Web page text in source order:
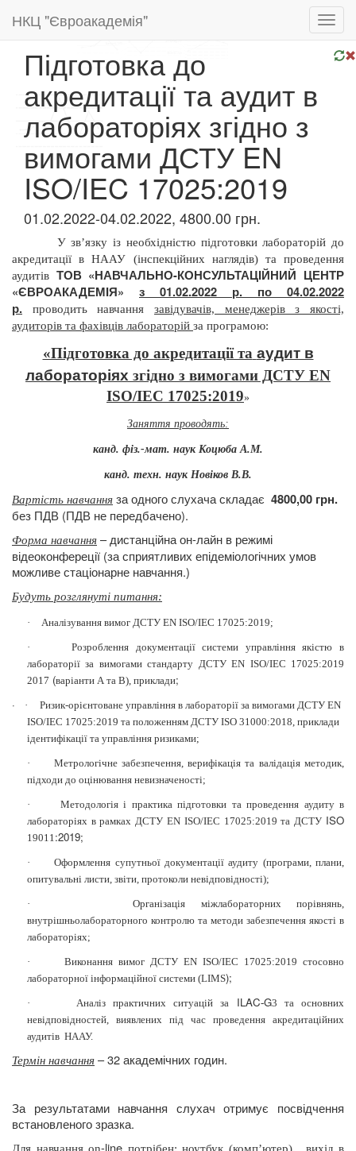
НКЦ "Євроакадемія"
Підготовка до
акредитації та аудит в
лабораторіях згідно з
вимогами ДСТУ EN
ISO/IEC 17025:2019
01.02.2022-04.02.2022, 4800.00 грн.
У зв’язку із необхідністю підготовки лабораторій до
акредитації в НААУ (інспекційних наглядів) та проведення
аудитів ТОВ «НАВЧАЛЬНО-КОНСУЛЬТАЦІЙНИЙ ЦЕНТР
«ЄВРОАКАДЕМІЯ» з 01.02.2022 р. по 04.02.2022
р.
проводитьнавчаннязавідувачів, менеджерів з якості,
аудиторів та фахівців лабораторій за програмою:
«Підготовка до акредитації та аудит в
лабораторіях згідно з вимогами ДСТУ EN
ISO/IEC 17025:2019»
Заняття проводять:
канд. фіз.-мат. наук Коцюба А.М.
канд. техн. наук Новіков В.В.
Вартість навчання за одного слухача складає 4800,00 грн.
без ПДВ (ПДВ не передбачено).
Форма навчання – дистанційна он-лайн в режимі
відеоконфереції (за сприятливих епідеміологічних умов
можливе стаціонарне навчання.)
Будуть розглянуті питання:
· Аналізування вимог ДСТУ EN ISO/IEC 17025:2019;
·
Розроблення документації системи управління якістю в
лабораторії за вимогами стандарту ДСТУ EN ISO/IEC 17025:2019
2017 (варіанти А та В), приклади;
·
· Ризик-орієнтоване управління в лабораторії за вимогами ДСТУ EN
ISO/IEC 17025:2019 та положенням ДСТУ ISO 31000:2018, приклади
ідентифікації та управління ризиками;
·
Метрологічне забезпечення, верифікація та валідація методик,
підходи до оцінювання невизначеності;
· Методологія і практика підготовки та проведення аудиту в
лабораторіях в рамках ДСТУ EN ISO/IEC 17025:2019 та ДСТУ ISO
19011:2019;
·
Оформлення супутньої документації аудиту (програми, плани,
опитувальні листи, звіти, протоколи невідповідності);
·
Організація міжлабораторних порівнянь,
внутрішньолабораторного контролю та методи забезпечення якості в
лабораторіях;
·
Виконання вимог ДСТУ EN ISO/IEC 17025:2019 стосовно
лабораторної інформаційної системи (LIMS);
· Аналіз практичних ситуацій за ILAC-G3 та основних
невідповідностей, виявлених під час проведення акредитаційних
аудитів НААУ.
Термін навчання – 32 академічних годин.
За результатами навчання слухач отримує посвідчення
встановленого зразка.
-line